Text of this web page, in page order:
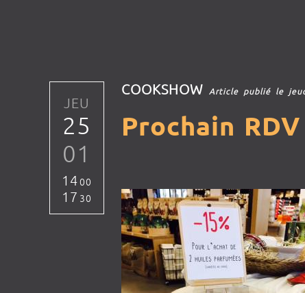
JEU
25
01
1400
17 30
COOKSHOW Article publié le
Prochain